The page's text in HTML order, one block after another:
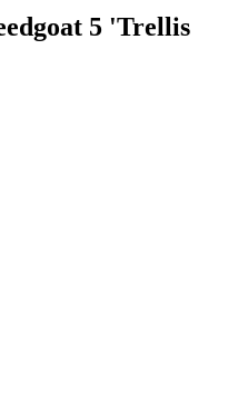
5 'Trellis